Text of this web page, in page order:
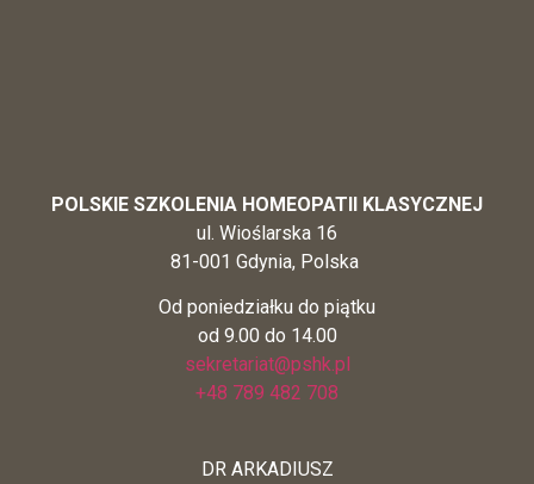
POLSKIE SZKOLENIA HOMEOPATII KLASYCZNEJ
ul. Wioślarska 16
81-001 Gdynia, Polska
Od poniedziałku do piątku
od 9.00 do 14.00
sekretariat@pshk.pl
+48 789 482 708
DR ARKADIUSZ